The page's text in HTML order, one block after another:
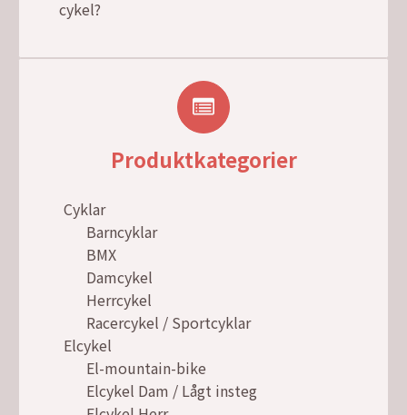
cykel?
Produktkategorier
Cyklar
Barncyklar
BMX
Damcykel
Herrcykel
Racercykel / Sportcyklar
Elcykel
El-mountain-bike
Elcykel Dam / Lågt insteg